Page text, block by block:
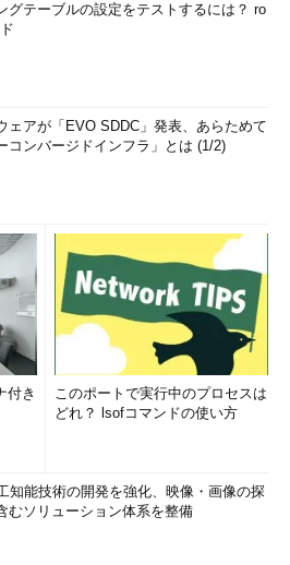
グテーブルの設定をテストするには？ ro
ェアが「EVO SDDC」発表、あらためて
コンバージドインフラ」とは (1/2)
付き
このポートで実行中のプロセスは
どれ？ lsofコマンドの使い方
知能技術の開発を強化、映像・画像の探
むソリューション体系を整備